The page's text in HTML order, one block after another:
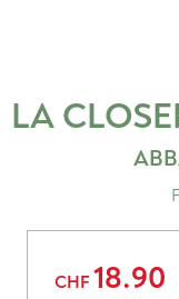
LA
CHF 18.90